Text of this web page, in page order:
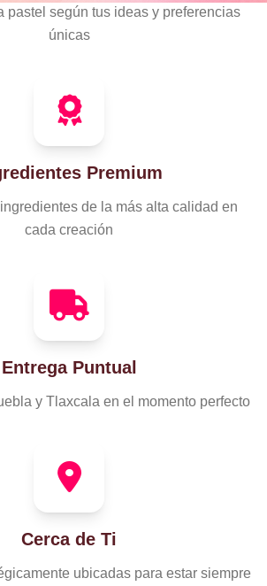
pastel según tus ideas y preferencias
únicas
Premium
de la más alta calidad en
cada creación
Entrega Puntual
y Tlaxcala en el momento perfecto
Cerca de Ti
ubicadas para estar siempre